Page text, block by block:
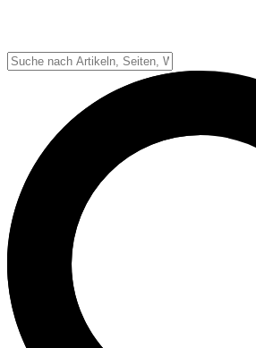
Punkte & Scoring
Strafen & Fouls
Schiedsrichter
Football Lexikon